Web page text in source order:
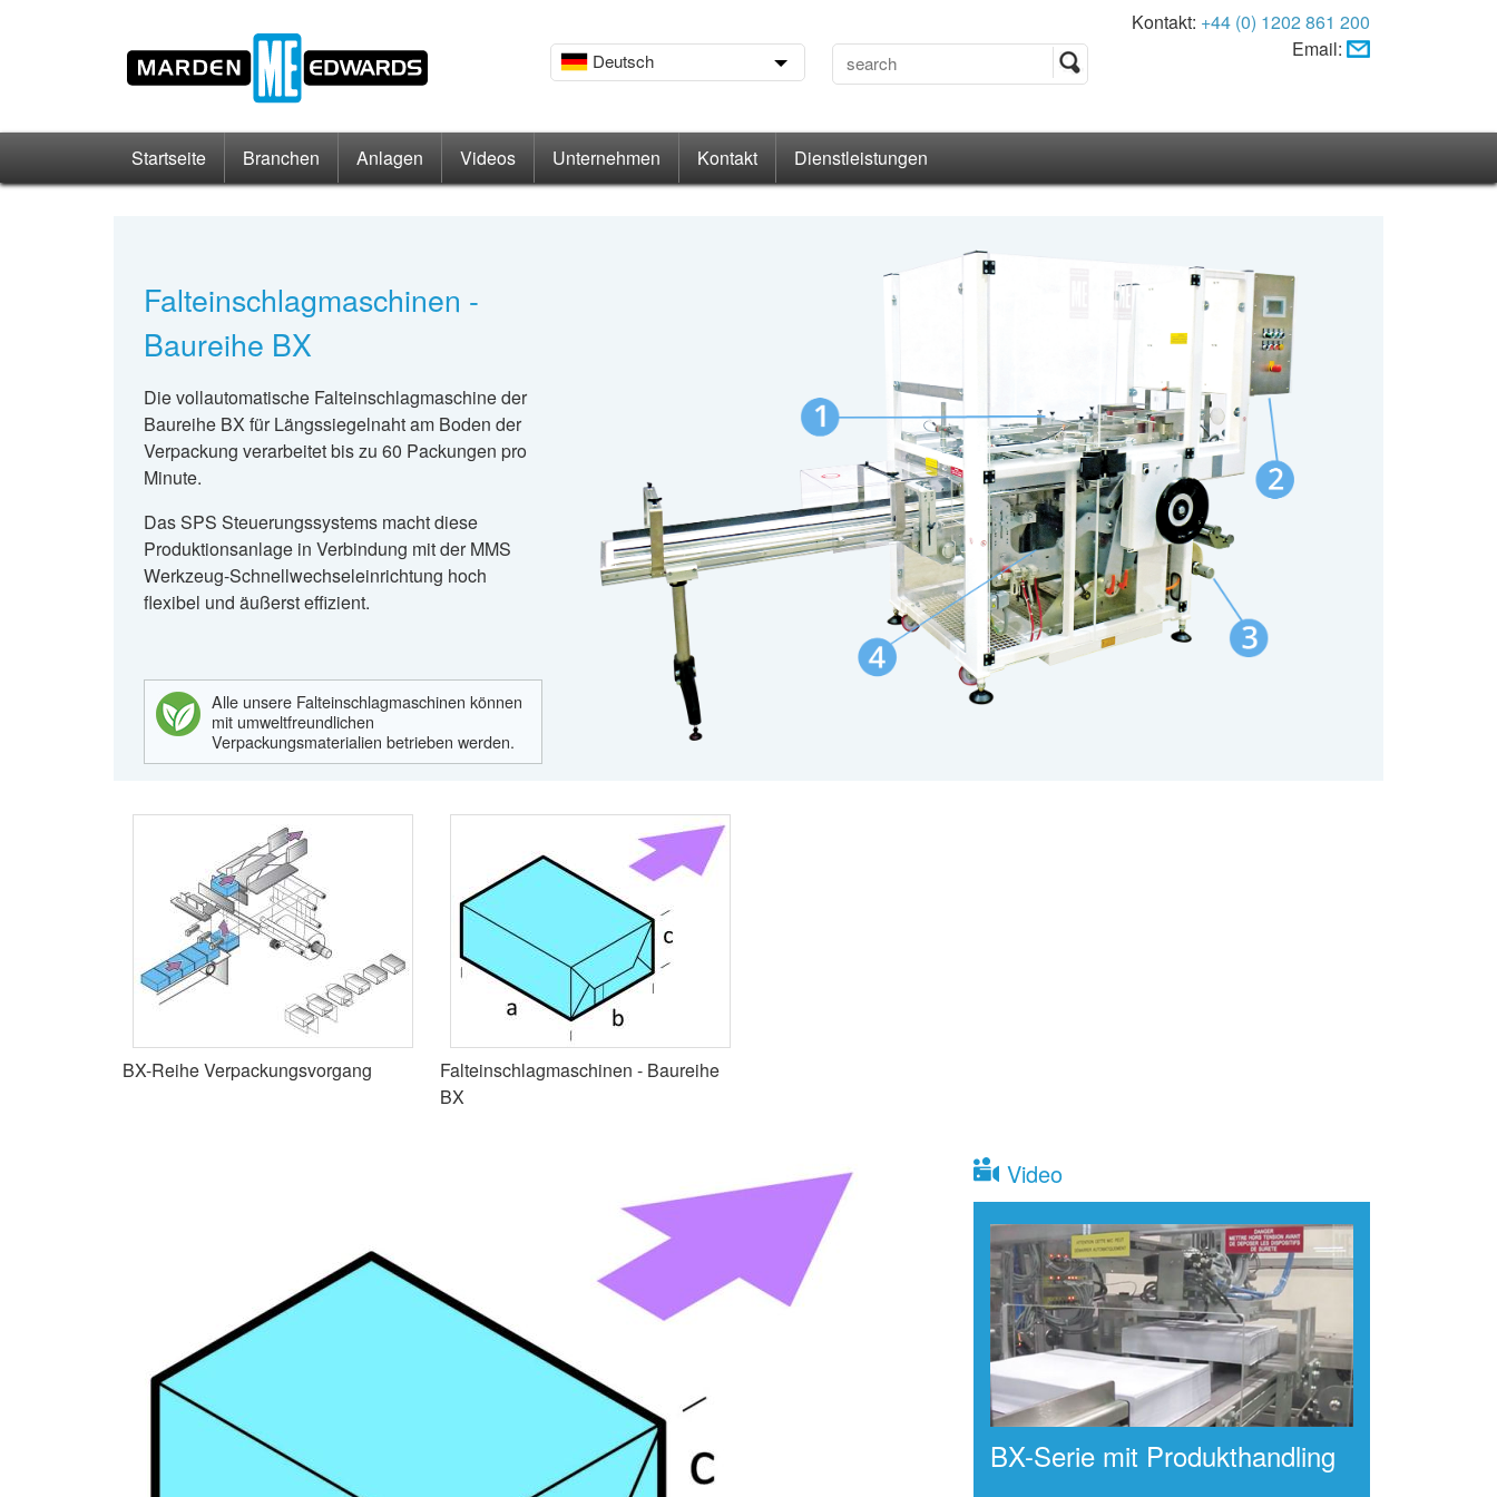
Deutsch
Kontakt: +44 (0) 1202 861 200
Email:
Startseite Branchen Anlagen Videos Unternehmen Kontakt Dienstleistungen
Falteinschlagmaschinen -
Baureihe BX
Die vollautomatische Falteinschlagmaschine der
Baureihe BX für Längssiegelnaht am Boden der
Verpackung verarbeitet bis zu 60 Packungen pro
Minute.
Das SPS Steuerungssystems macht diese
Produktionsanlage in Verbindung mit der MMS
Werkzeug-Schnellwechseleinrichtung hoch
flexibel und äußerst effizient.
Alle unsere Falteinschlagmaschinen können
mit umweltfreundlichen
Verpackungsmaterialien betrieben werden.
BX-Reihe Verpackungsvorgang
Falteinschlagmaschinen - Baureihe
BX
Video
BX-Serie mit Produkthandling